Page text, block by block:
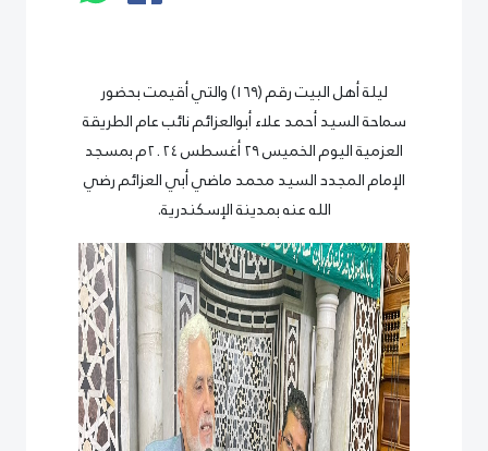
ليلة أهل البيت رقم (١٦٩) والتي أقيمت بحضور
سماحة السيد أحمد علاء أبوالعزائم نائب عام الطريقة
العزمية اليوم الخميس ٢٩ أغسطس ٢٠٢٤م بمسجد
الإمام المجدد السيد محمد ماضي أبي العزائم رضي
الله عنه بمدينة الإسكندرية.